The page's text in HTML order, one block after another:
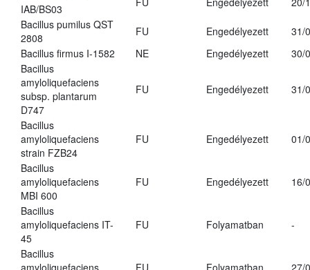
IAB/BS03
Bacillus pumilus QST
2808
FU Engedélyezett
31/
Bacillus firmus I-1582
NE Engedélyezett
30/
Bacillus
amyloliquefaciens
subsp. plantarum
D747
FU Engedélyezett 31/
Bacillus
amyloliquefaciens
strain FZB24
FU Engedélyezett 01/
Bacillus
amyloliquefaciens
MBI 600
FU Engedélyezett 16/
Bacillus
amyloliquefaciens IT-
45
FU Folyamatban -
Bacillus